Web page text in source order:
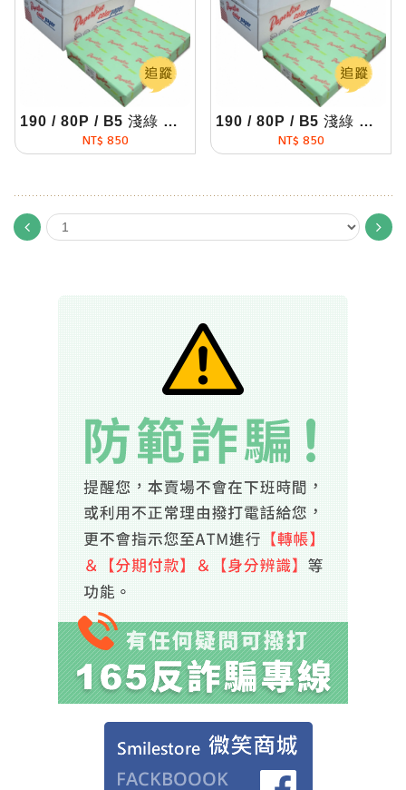
190 / 80P / B5 淺綠 影印紙(每箱5包)
NT$ 850
190 / 80P / B5 淺綠 影印紙(每箱5包)
NT$ 850